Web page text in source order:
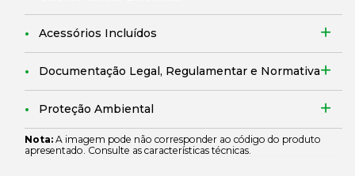
Acessórios Incluídos
Documentação Legal, Regulamentar e Normativa
Proteção Ambiental
Nota: A imagem pode não corresponder ao código do produto
apresentado. Consulte as características técnicas.